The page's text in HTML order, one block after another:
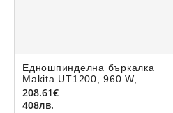
Едношпинделна бъркалка
Makita UT1200, 960 W,
захват M14
208.61€
408лв.